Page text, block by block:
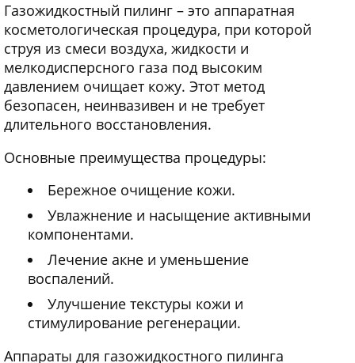
Газожидкостный пилинг – это аппаратная
косметологическая процедура, при которой
струя из смеси воздуха, жидкости и
мелкодисперсного газа под высоким
давлением очищает кожу. Этот метод
безопасен, неинвазивен и не требует
длительного восстановления.
Основные преимущества процедуры:
Бережное очищение кожи.
Увлажнение и насыщение активными
компонентами.
Лечение акне и уменьшение
воспалений.
Улучшение текстуры кожи и
стимулирование регенерации.
Аппараты для газожидкостного пилинга